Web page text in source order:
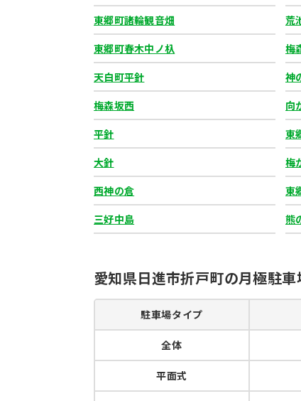
東郷町諸輪観音畑
荒
東郷町春木中ノ杁
梅
天白町平針
神
梅森坂西
向
平針
東
大針
梅
西神の倉
東
三好中島
熊
愛知県日進市折戸町の月極駐
駐車場タイプ
全体
平面式